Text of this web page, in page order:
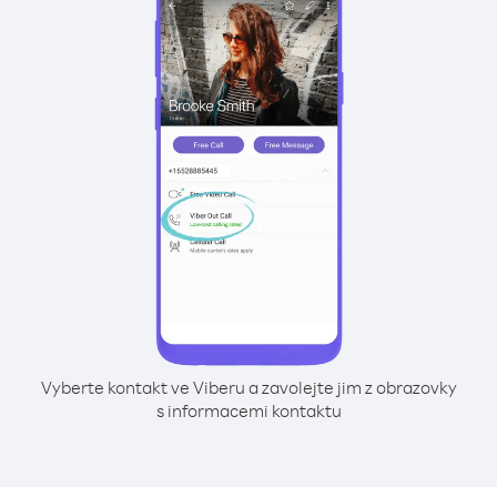
Vyberte kontakt ve Viberu a zavolejte jim z obrazovky
s informacemi kontaktu